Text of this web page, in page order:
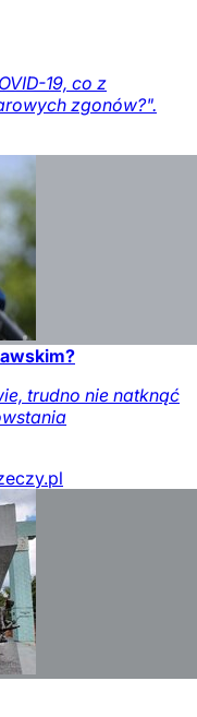
19, co z
zgonów?".
trudno nie natknąć